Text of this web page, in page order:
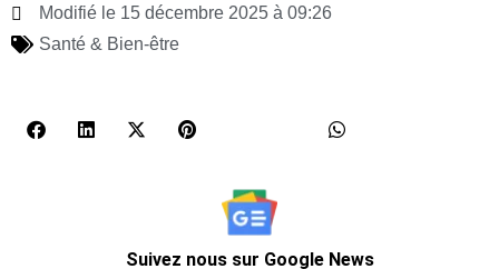
Modifié le 15 décembre 2025 à 09:26
Santé & Bien-être
Suivez nous sur Google News